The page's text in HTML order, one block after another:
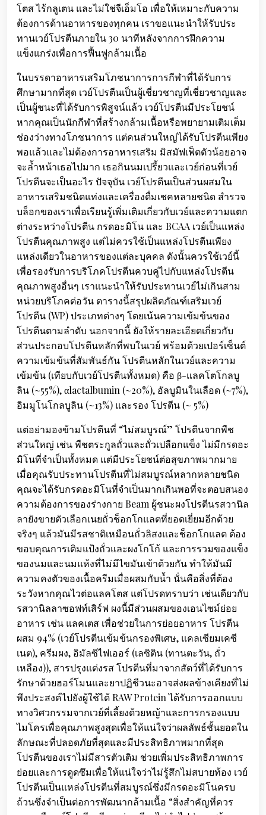
โตส ไร้กลูเตน และไม่ใช่จีเอ็มโอ เพื่อให้เหมาะกับความ
ต้องการด้านอาหารของทุกคน เราขอแนะนำให้รับประ
ทานเวย์โปรตีนภายใน 30 นาทีหลังจากการฝึกความ
แข็งแกร่งเพื่อการฟื้นฟูกล้ามเนื้อ
ในบรรดาอาหารเสริมโภชนาการการกีฬาที่ได้รับการ
ศึกษามากที่สุด เวย์โปรตีนเป็นผู้เชี่ยวชาญที่เชี่ยวชาญและ
เป็นผู้ชนะที่ได้รับการพิสูจน์แล้ว เวย์โปรตีนมีประโยชน์
หากคุณเป็นนักกีฬาที่สร้างกล้ามเนื้อหรือพยายามเติมเต็ม
ช่องว่างทางโภชนาการ แต่คนส่วนใหญ่ได้รับโปรตีนเพียง
พอแล้วและไม่ต้องการอาหารเสริม มิสมัฟเฟ็ตตัวน้อยอาจ
จะล้ำหน้าเธอไปมาก เธอกินนมเปรี้ยวและเวย์ก่อนที่เวย์
โปรตีนจะเป็นอะไร ปัจจุบัน เวย์โปรตีนเป็นส่วนผสมใน
อาหารเสริมชนิดแท่งและเครื่องดื่มเชคหลายชนิด สำรวจ
บล็อกของเราเพื่อเรียนรู้เพิ่มเติมเกี่ยวกับเวย์และความแตก
ต่างระหว่างโปรตีน กรดอะมิโน และ BCAA เวย์เป็นแหล่ง
โปรตีนคุณภาพสูง แต่ไม่ควรใช้เป็นแหล่งโปรตีนเพียง
แหล่งเดียวในอาหารของแต่ละบุคคล ดังนั้นควรใช้เวย์นี้
เพื่อรองรับการบริโภคโปรตีนควบคู่ไปกับแหล่งโปรตีน
คุณภาพสูงอื่นๆ เราแนะนำให้รับประทานเวย์ไม่เกินสาม
หน่วยบริโภคต่อวัน ตารางนี้สรุปผลิตภัณฑ์เสริมเวย์
โปรตีน (WP) ประเภทต่างๆ โดยเน้นความเข้มข้นของ
โปรตีนตามลำดับ นอกจากนี้ ยังให้รายละเอียดเกี่ยวกับ
ส่วนประกอบโปรตีนหลักที่พบในเวย์ พร้อมด้วยเปอร์เซ็นต์
ความเข้มข้นที่สัมพันธ์กัน โปรตีนหลักในเวย์และความ
เข้มข้น (เทียบกับเวย์โปรตีนทั้งหมด) คือ β-แลคโตโกลบู
ลิน (~55%), αlactalbumin (~20%), อัลบูมินในเลือด (~7%),
อิมมูโนโกลบูลิน (~13%) และรอง โปรตีน (~ 5%)
แต่อย่ามองข้ามโปรตีนที่ “ไม่สมบูรณ์” โปรตีนจากพืช
ส่วนใหญ่ เช่น พืชตระกูลถั่วและถั่วเปลือกแข็ง ไม่มีกรดอะ
มิโนที่จำเป็นทั้งหมด แต่มีประโยชน์ต่อสุขภาพมากมาย
เมื่อคุณรับประทานโปรตีนที่ไม่สมบูรณ์หลากหลายชนิด
คุณจะได้รับกรดอะมิโนที่จำเป็นมากเกินพอที่จะตอบสนอง
ความต้องการของร่างกาย Beam ผู้ชนะผงโปรตีนรสวานิล
ลายังขายตัวเลือกเนยถั่วช็อกโกแลตที่ยอดเยี่ยมอีกด้วย
จริงๆ แล้วมันมีรสชาติเหมือนถั่วลิสงและช็อกโกแลต ต้อง
ขอบคุณการเติมแป้งถั่วและผงโกโก้ และการรวมของแข็ง
ของนมและนมแห้งที่ไม่มีไขมันเข้าด้วยกัน ทำให้มันมี
ความคงตัวของเนื้อครีมเมื่อผสมกับน้ำ นั่นคือสิ่งที่ต้อง
ระวังหากคุณไวต่อแลคโตส แต่โปรดทราบว่า เช่นเดียวกับ
รสวานิลลาซอฟท์เสิร์ฟ ผงนี้มีส่วนผสมของเอนไซม์ย่อย
อาหาร เช่น แลคเตส เพื่อช่วยในการย่อยอาหาร โปรตีน
ผสม 94% (เวย์โปรตีนเข้มข้นกรองพิเศษ, แคลเซียมเคซี
เนต), ครีมผง, อิมัลซิไฟเออร์ (เลซิติน (ทานตะวัน, ถั่ว
เหลือง)), สารปรุงแต่งรส โปรตีนที่มาจากสัตว์ที่ได้รับการ
รักษาด้วยฮอร์โมนและยาปฏิชีวนะอาจส่งผลข้างเคียงที่ไม่
พึงประสงค์ไปยังผู้ใช้ได้ RAW Protein ได้รับการออกแบบ
ทางวิศวกรรมจากเวย์ที่เลี้ยงด้วยหญ้าและการกรองแบบ
ไมโครเพื่อคุณภาพสูงสุดเพื่อให้แน่ใจว่าผลลัพธ์ชั้นยอดใน
ลักษณะที่ปลอดภัยที่สุดและมีประสิทธิภาพมากที่สุด
โปรตีนของเราไม่มีสารตัวเติม ช่วยเพิ่มประสิทธิภาพการ
ย่อยและการดูดซึมเพื่อให้แน่ใจว่าไม่รู้สึกไม่สบายท้อง เวย์
โปรตีนเป็นแหล่งโปรตีนที่สมบูรณ์ซึ่งมีกรดอะมิโนครบ
ถ้วนซึ่งจำเป็นต่อการพัฒนากล้ามเนื้อ “สิ่งสำคัญที่ควร